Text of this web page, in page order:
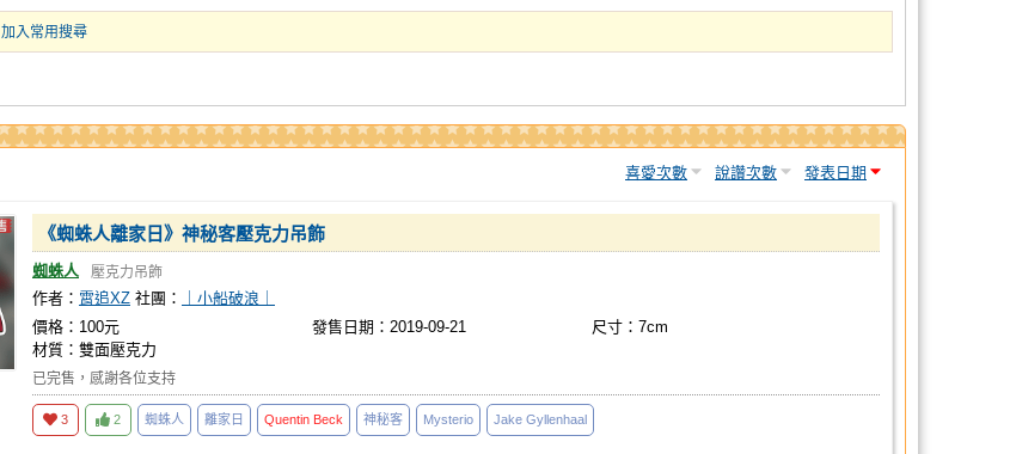
加入常用搜尋
喜愛次數 說讚次數 發表日期
《蜘蛛人離家日》神秘客壓克力吊飾
蜘蛛人 壓克力吊飾
作者： 霄追XZ 社團：
｜小船破浪｜
價格：100元
發售日期：2019-09-21
尺寸：7cm
材質：雙面壓克力
已完售，感謝各位支持
3 2 蜘蛛人 離家日 Quentin Beck 神秘客 Mysterio Jake Gyllenhaal